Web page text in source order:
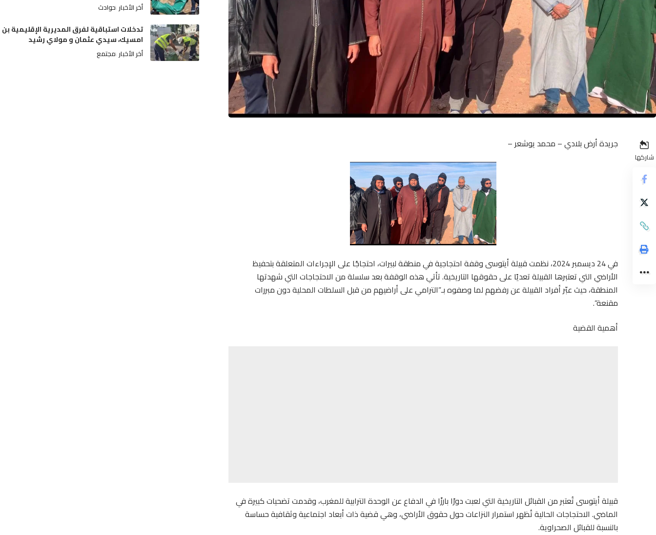
شاركها
جريدة أرض بلادي – محمد يوشعر –
في 24 ديسمبر 2024، نظمت قبيلة أيتوسى وقفة احتجاجية في منطقة لبيرات، احتجاجًا على الإجراءات المتعلقة بتحفيظ
الأراضي التي تعتبرها القبيلة تعديًا على حقوقها التاريخية. تأتي هذه الوقفة بعد سلسلة من الاحتجاجات التي شهدتها
المنطقة، حيث عبّر أفراد القبيلة عن رفضهم لما وصفوه بـ”الترامي على أراضيهم من قبل السلطات المحلية دون مبررات
مقنعة”.
أهمية القضية
قبيلة أيتوسى تُعتبر من القبائل التاريخية التي لعبت دورًا بارزًا في الدفاع عن الوحدة الترابية للمغرب، وقدمت تضحيات كبيرة في
الماضي. الاحتجاجات الحالية تُظهر استمرار النزاعات حول حقوق الأراضي، وهي قضية ذات أبعاد اجتماعية وثقافية حساسة
بالنسبة للقبائل الصحراوية.
أخر الأخبار حوادث
تدخلات استباقية لفرق المديرية الإقليمية بن
امسيك، سيدي عثمان و مولاي رشيد
أخر الأخبار مجتمع